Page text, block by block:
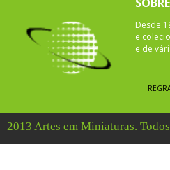
Desde
e
e de
2013 Artes em Miniaturas.